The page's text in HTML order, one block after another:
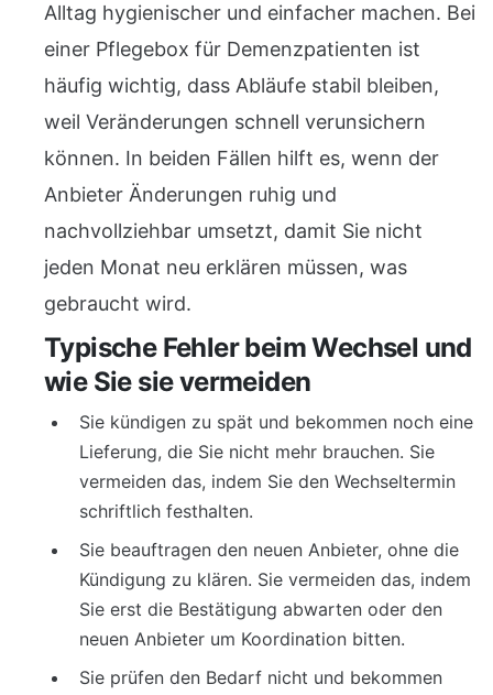
Alltag hygienischer und einfacher machen. Bei
einer Pflegebox für Demenzpatienten ist
häufig wichtig, dass Abläufe stabil bleiben,
weil Veränderungen schnell verunsichern
können. In beiden Fällen hilft es, wenn der
Anbieter Änderungen ruhig und
nachvollziehbar umsetzt, damit Sie nicht
jeden Monat neu erklären müssen, was
gebraucht wird.
Typische Fehler beim Wechsel und
wie Sie sie vermeiden
Sie kündigen zu spät und bekommen noch eine
Lieferung, die Sie nicht mehr brauchen. Sie
vermeiden das, indem Sie den Wechseltermin
schriftlich festhalten.
Sie beauftragen den neuen Anbieter, ohne die
Kündigung zu klären. Sie vermeiden das, indem
Sie erst die Bestätigung abwarten oder den
neuen Anbieter um Koordination bitten.
Sie prüfen den Bedarf nicht und bekommen